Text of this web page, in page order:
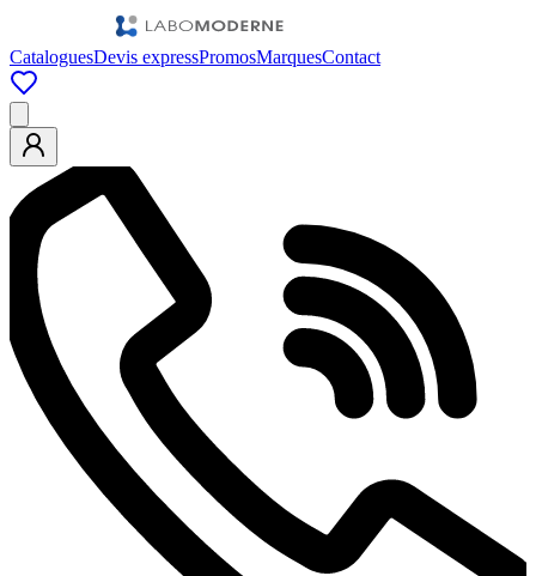
CataloguesDevis expressPromosMarquesContact